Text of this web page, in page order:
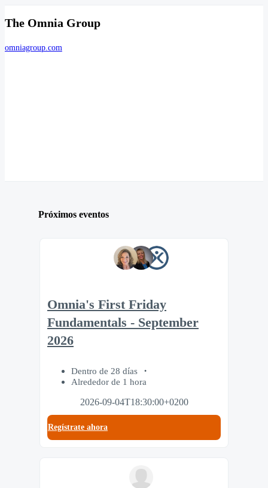
The Omnia Group
omniagroup.com
Próximos eventos
Omnia's First Friday
Fundamentals - September
2026
Dentro de 28 días
Alrededor de 1 hora
2026-09-04T18:30:00+0200
Regístrate ahora